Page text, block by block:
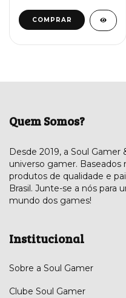
Quem Somos?
Desde 2019, a Soul
universo gamer.
produtos de qualidade e
Brasil. Junte-se a nós para
mundo dos games!
Institucional
Sobre a Soul Gamer
Clube Soul Gamer